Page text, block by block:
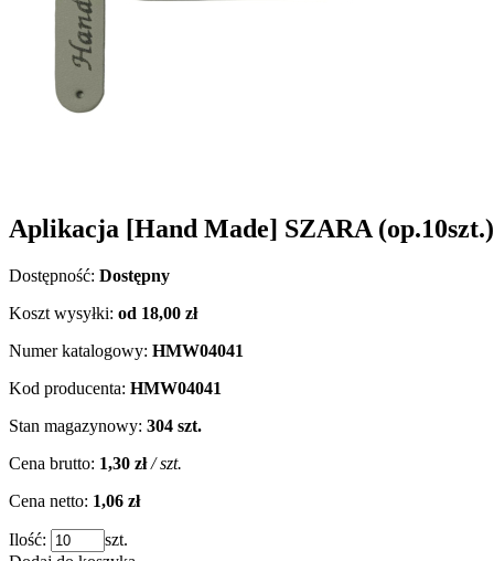
Aplikacja [Hand Made] SZARA (op.10szt.)
Dostępność: Dostępny
Koszt wysyłki: od 18,00 zł
Numer katalogowy: HMW04041
Kod producenta: HMW04041
Stan magazynowy: 304 szt.
Cena brutto: 1,30 zł / szt.
Cena netto: 1,06 zł
Ilość:
szt.